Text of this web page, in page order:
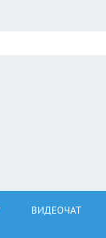
ВИДЕОЧАТ